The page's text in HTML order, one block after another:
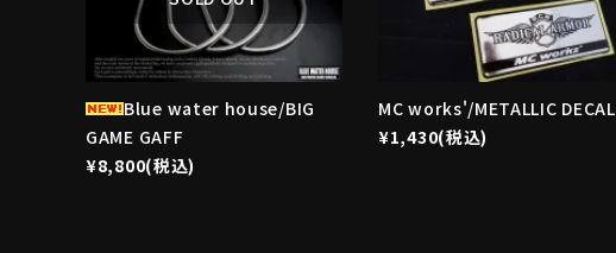
Blue water house/BIG
GAME GAFF
¥8,800(税込)
MC works'/METALLIC DECAL
¥1,430(税込)